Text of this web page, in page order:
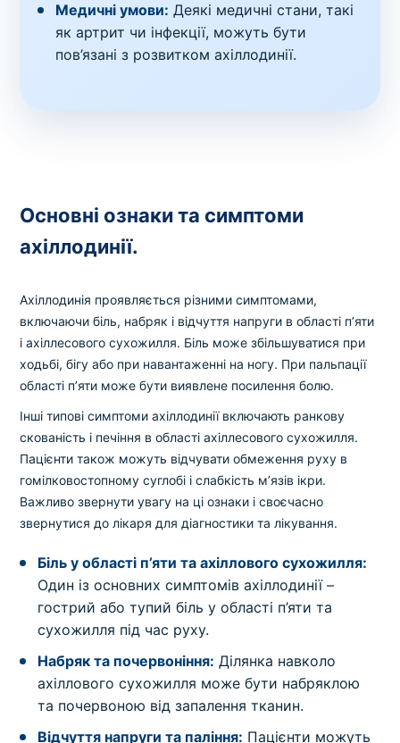
Медичні умови: Деякі медичні стани, такі
як артрит чи інфекції, можуть бути
пов’язані з розвитком ахіллодинії.
Основні ознаки та симптоми
ахіллодинії.
Ахіллодинія проявляється різними симптомами,
включаючи біль, набряк і відчуття напруги в області п’яти
і ахіллесового сухожилля. Біль може збільшуватися при
ходьбі, бігу або при навантаженні на ногу. При пальпації
області п’яти може бути виявлене посилення болю.
Інші типові симптоми ахіллодинії включають ранкову
скованість і печіння в області ахіллесового сухожилля.
Пацієнти також можуть відчувати обмеження руху в
гомілковостопному суглобі і слабкість м’язів ікри.
Важливо звернути увагу на ці ознаки і своєчасно
звернутися до лікаря для діагностики та лікування.
Біль у області п’яти та ахіллового сухожилля:
Один із основних симптомів ахіллодинії –
гострий або тупий біль у області п’яти та
сухожилля під час руху.
Набряк та почервоніння: Ділянка навколо
ахіллового сухожилля може бути набряклою
та почервоною від запалення тканин.
Відчуття напруги та паління: Пацієнти можуть